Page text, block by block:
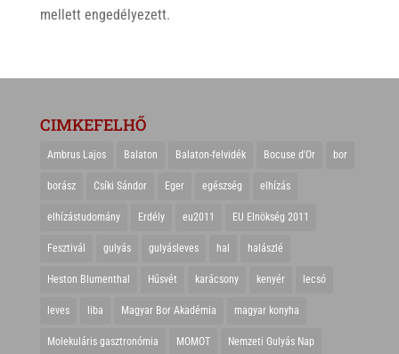
mellett engedélyezett.
CIMKEFELHŐ
Ambrus Lajos Balaton Balaton-felvidék Bocuse d'Or bor
borász Csíki Sándor Eger egészség elhízás
elhízástudomány Erdély eu2011 EU Elnökség 2011
Fesztivál gulyás gulyásleves hal halászlé
Heston Blumenthal Húsvét karácsony kenyér lecsó
leves liba Magyar Bor Akadémia magyar konyha
Molekuláris gasztronómia MOMOT Nemzeti Gulyás Nap